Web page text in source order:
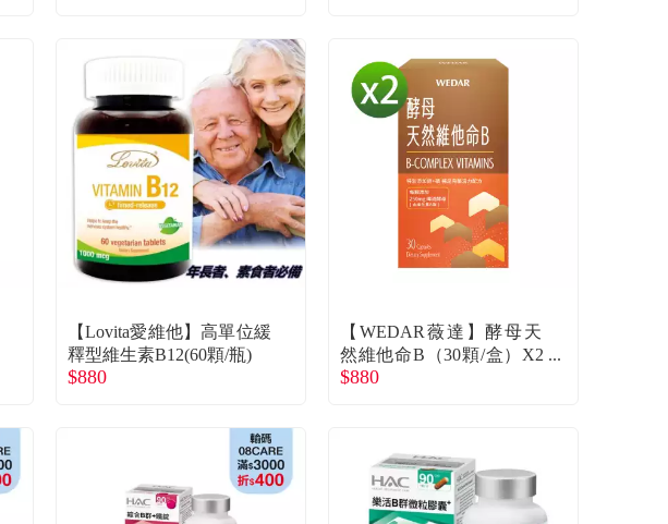
【Lovita愛維他】高單位緩
釋型維生素B12(60顆/瓶)
$880
【WEDAR薇達】酵母天
然維他命B（30顆/盒）X2
廠商直送
$880